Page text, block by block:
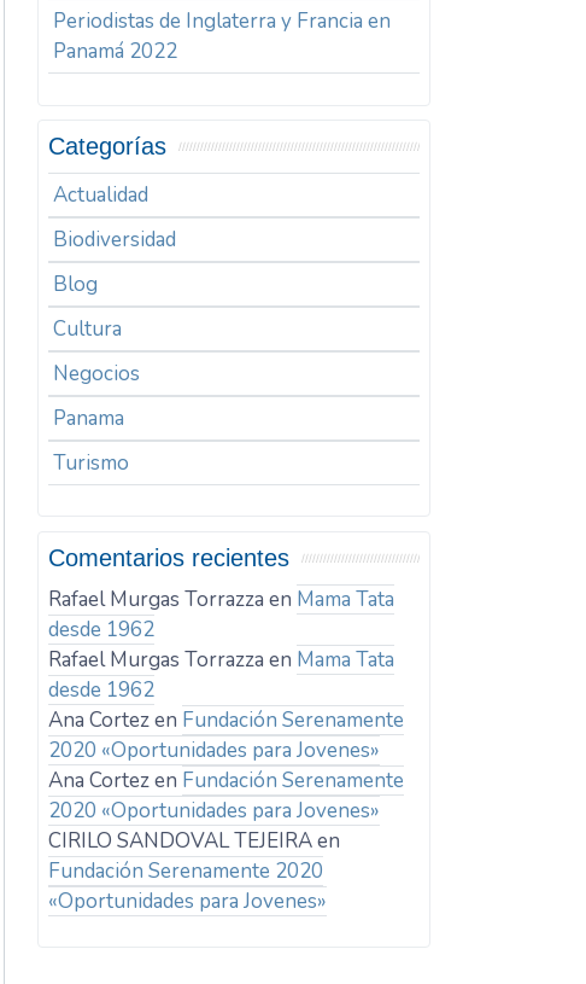
Periodistas de Inglaterra y Francia en
Panamá 2022
Categorías
Actualidad
Biodiversidad
Blog
Cultura
Negocios
Panama
Turismo
Comentarios recientes
Rafael Murgas Torrazza en Mama Tata
desde 1962
Rafael Murgas Torrazza en Mama Tata
desde 1962
Ana Cortezen Fundación Serenamente
2020 «Oportunidades para Jovenes»
Ana Cortezen Fundación Serenamente
2020 «Oportunidades para Jovenes»
CIRILO SANDOVAL TEJEIRAen
Fundación Serenamente 2020
«Oportunidades para Jovenes»